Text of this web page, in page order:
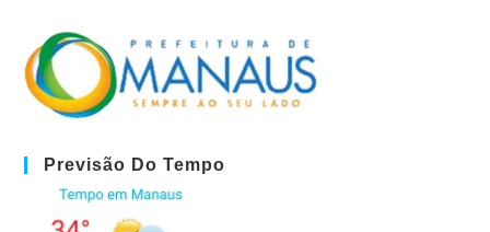
Previsão Do Tempo